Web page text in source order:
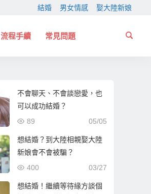
結婚 男女情感 娶大陸新娘
流程手續 常見問題
不會聊天、不會談戀愛，也
可以成功結婚？
05/05
89
想結婚？到大陸相親娶大陸
新娘會不會被騙？
03/27
400
想結婚！繼續等待緣方談個